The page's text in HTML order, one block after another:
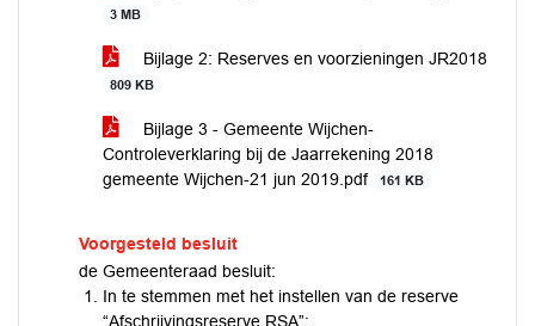
3 MB
Bijlage 2: Reserves en voorzieningen JR2018
809 KB
Bijlage 3 - Gemeente Wijchen-
Controleverklaring bij de Jaarrekening 2018
gemeente Wijchen-21 jun 2019.pdf
161 KB
Voorgesteld besluit
de Gemeenteraad besluit:
In te stemmen met het instellen van de reserve
“Afschrijvingsreserve RSA”;